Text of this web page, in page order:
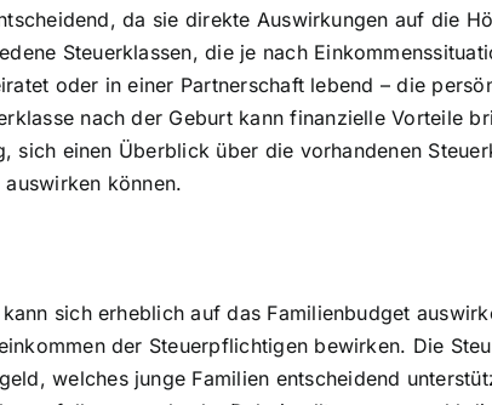
da sie direkte Auswirkungen auf die
Steuerklassen, die je nach
oder in einer Partnerschaft lebend – die
nach der Geburt kann finanzielle Vorteile
einen Überblick über die vorhandenen
können.
sich erheblich auf das Familienbudget
der Steuerpflichtigen bewirken. Die
welches junge Familien entscheidend